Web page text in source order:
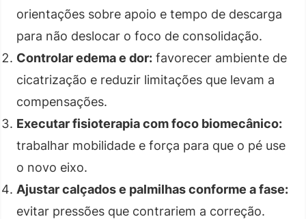
orientações sobre apoio e tempo de descarga
para não deslocar o foco de consolidação.
Controlar edema e dor: favorecer ambiente de
cicatrização e reduzir limitações que levam a
compensações.
Executar fisioterapia com foco biomecânico:
trabalhar mobilidade e força para que o pé use
o novo eixo.
Ajustar calçados e palmilhas conforme a fase:
evitar pressões que contrariem a correção.